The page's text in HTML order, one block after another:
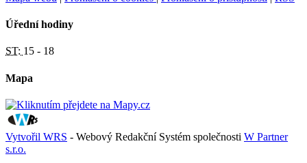
Úřední hodiny
ST: 15 - 18
Mapa
Vytvořil WRS - Webový Redakční Systém společnosti W Partner
s.r.o.